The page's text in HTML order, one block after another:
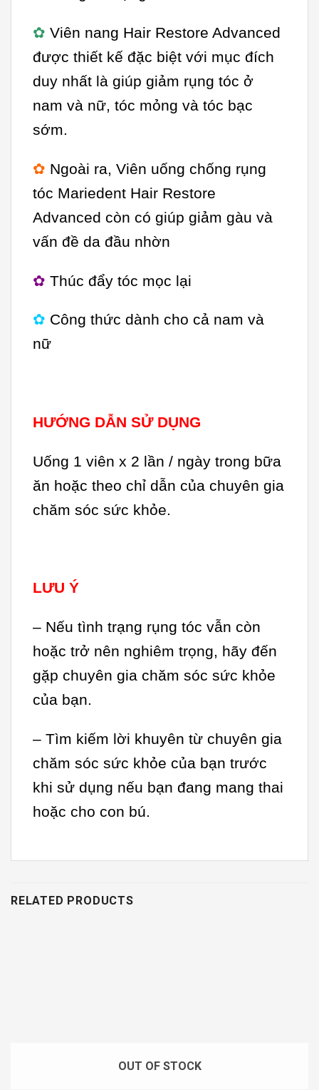
✿ Viên nang Hair Restore Advanced
được thiết kế đặc biệt với mục đích
duy nhất là giúp giảm rụng tóc ở
nam và nữ, tóc mỏng và tóc bạc
sớm.
✿ Ngoài ra, Viên uống chống rụng
tóc Mariedent Hair Restore
Advanced còn có giúp giảm gàu và
vấn đề da đầu nhờn
✿ Thúc đẩy tóc mọc lại
✿ Công thức dành cho cả nam và
nữ
HƯỚNG DẪN SỬ DỤNG
Uống 1 viên x 2 lần / ngày trong bữa
ăn hoặc theo chỉ dẫn của chuyên gia
chăm sóc sức khỏe.
LƯU Ý
– Nếu tình trạng rụng tóc vẫn còn
hoặc trở nên nghiêm trọng, hãy đến
gặp chuyên gia chăm sóc sức khỏe
của bạn.
– Tìm kiếm lời khuyên từ chuyên gia
chăm sóc sức khỏe của bạn trước
khi sử dụng nếu bạn đang mang thai
hoặc cho con bú.
RELATED PRODUCTS
OUT OF STOCK